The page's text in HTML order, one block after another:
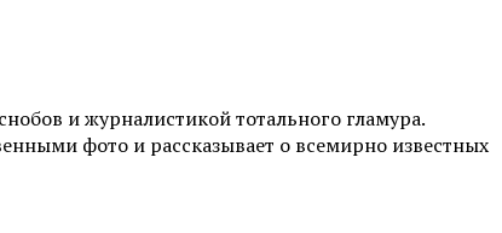
и журналистикой тотального гламура.
фото и рассказывает о всемирно известных